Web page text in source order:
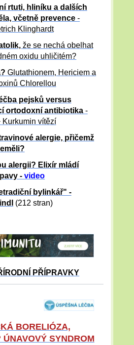
rtuti, hliníku a dalších
včetně prevence -
Klinghardt
že se nechá obelhat
oxidu uhličitém?
Glutathionem, Hericiem a
Chlorellou
pejsků versus
ortodoxní antibiotika -
Kurkumin vítězí
alergie, přičemž
alergii? Elixír mládí
- video
bylinkář" -
(212 stran)
PŘÍPRAVKY
BORELIÓZA,
SYNDROM